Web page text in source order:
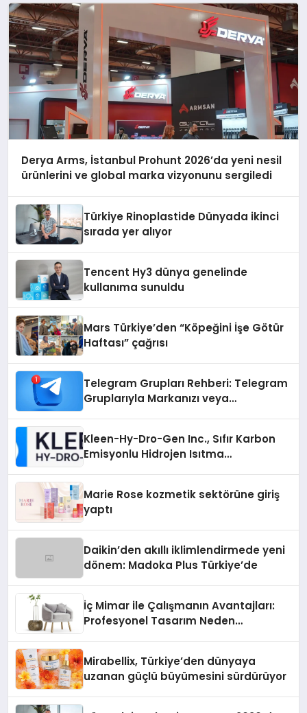
Derya Arms, İstanbul Prohunt 2026’da yeni nesil
ürünlerini ve global marka vizyonunu sergiledi
Türkiye Rinoplastide Dünyada ikinci
sırada yer alıyor
Tencent Hy3 dünya genelinde
kullanıma sunuldu
Mars Türkiye’den “Köpeğini İşe Götür
Haftası” çağrısı
Telegram Grupları Rehberi: Telegram
Gruplarıyla Markanızı veya
Kleen-Hy-Dro-Gen Inc., Sıfır Karbon
Emisyonlu Hidrojen Isıtma
Marie Rose kozmetik sektörüne giriş
yaptı
Daikin’den akıllı iklimlendirmede yeni
dönem: Madoka Plus Türkiye’de
İç Mimar ile Çalışmanın Avantajları:
Profesyonel Tasarım Neden
Mirabellix, Türkiye’den dünyaya
uzanan güçlü büyümesini sürdürüyor